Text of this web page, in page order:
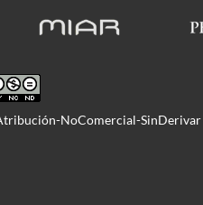
NoComercial-